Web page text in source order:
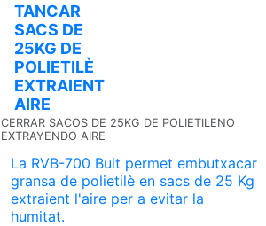
TANCAR
SACS DE
25KG DE
POLIETILÈ
EXTRAIENT
AIRE
CERRAR SACOS DE 25KG DE POLIETILENO
EXTRAYENDO AIRE
La RVB-700 Buit permet embutxacar
gransa de polietilè en sacs de 25 Kg
extraient l'aire per a evitar la
humitat.